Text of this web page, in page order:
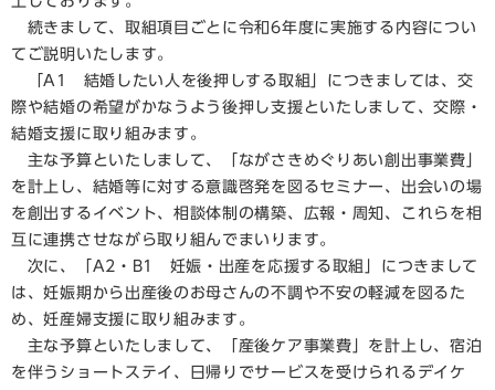
続きまして、取組項目ごとに令和6年度に実施する内容につい
てご説明いたします。
「A1 結婚したい人を後押しする取組」につきましては、交
際や結婚の希望がかなうよう後押し支援といたしまして、交際・
結婚支援に取り組みます。
主な予算といたしまして、「ながさきめぐりあい創出事業費」
を計上し、結婚等に対する意識啓発を図るセミナー、出会いの場
を創出するイベント、相談体制の構築、広報・周知、これらを相
互に連携させながら取り組んでまいります。
次に、「A2・B1 妊娠・出産を応援する取組」につきまして
は、妊娠期から出産後のお母さんの不調や不安の軽減を図るた
め、妊産婦支援に取り組みます。
主な予算といたしまして、「産後ケア事業費」を計上し、宿泊
を伴うショートステイ、日帰りでサービスを受けられるデイケ